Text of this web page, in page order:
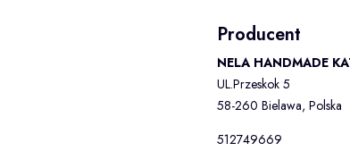
Producent
NELA HANDMADE
UL.Przeskok 5
58-260 Bielawa, Polska
512749669